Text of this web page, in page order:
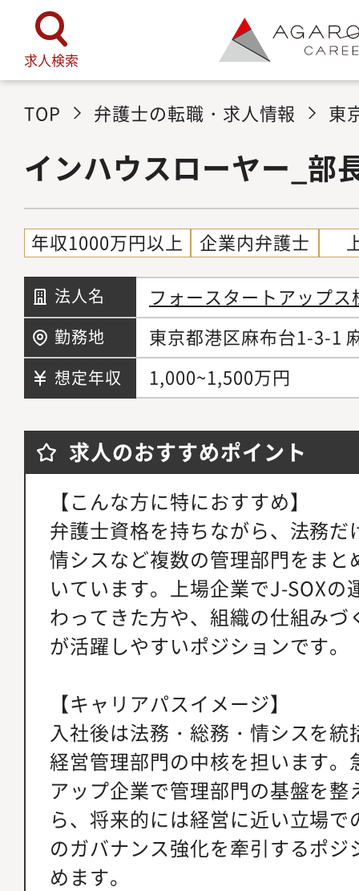
求人検索
TOP 弁護士の転職・求人情報 東
インハウスローヤー_部
年収1000万円以上 企業内弁護士
法人名 フォースタートアップス
勤務地 東京都港区麻布台1-3-1
想定年収 1,000~1,500万円
求人のおすすめポイント
【こんな方に特におすすめ】
弁護士資格を持ちながら、法務
情シスなど複数の管理部門をま
いています。上場企業でJ-SOXの
わってきた方や、組織の仕組み
が活躍しやすいポジションです。
【キャリアパスイメージ】
入社後は法務・総務・情シスを
経営管理部門の中核を担います
アップ企業で管理部門の基盤を
ら、将来的には経営に近い立場
のガバナンス強化を牽引するポ
めます。